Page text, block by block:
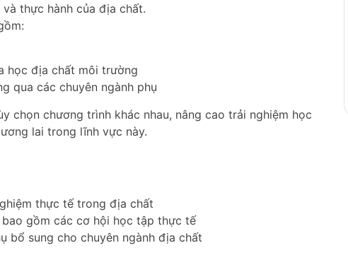
thực hành của địa chất.
học địa chất môi trường
qua các chuyên ngành phụ
chọn chương trình khác nhau, nâng cao trải nghiệm học
lai trong lĩnh vực này.
thực tế trong địa chất
gồm các cơ hội học tập thực tế
bổ sung cho chuyên ngành địa chất